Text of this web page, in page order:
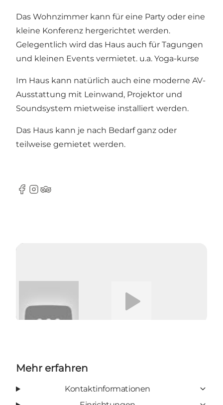
Das Wohnzimmer kann für eine Party oder eine
kleine Konferenz hergerichtet werden.
Gelegentlich wird das Haus auch für Tagungen
und kleinen Events vermietet. u.a. Yoga-kurse
Im Haus kann natürlich auch eine moderne AV-
Ausstattung mit Leinwand, Projektor und
Soundsystem mietweise installiert werden.
Das Haus kann je nach Bedarf ganz oder
teilweise gemietet werden.
Facebook
Instagram
Tripadvisor
Mehr erfahren
Kontaktinformationen